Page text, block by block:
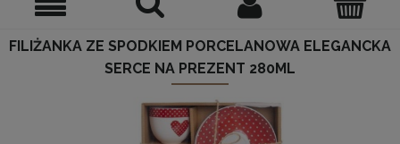
FILIŻANKA ZE SPODKIEM PORCELANOWA ELEGANCKA
SERCE NA PREZENT 280ML